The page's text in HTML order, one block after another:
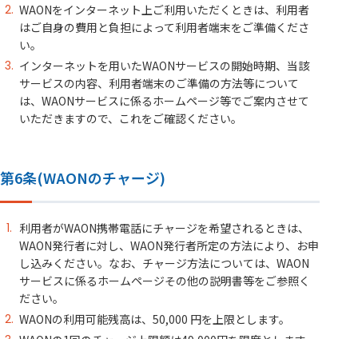
WAONをインターネット上ご利用いただくときは、利用者
はご自身の費用と負担によって利用者端末をご準備くださ
い。
インターネットを用いたWAONサービスの開始時期、当該
サービスの内容、利用者端末のご準備の方法等について
は、WAONサービスに係るホームページ等でご案内させて
いただきますので、これをご確認ください。
第6条(WAONのチャージ)
利用者がWAON携帯電話にチャージを希望されるときは、
WAON発行者に対し、WAON発行者所定の方法により、お申
し込みください。なお、チャージ方法については、WAON
サービスに係るホームページその他の説明書等をご参照く
ださい。
WAONの利用可能残高は、50,000 円を上限とします。